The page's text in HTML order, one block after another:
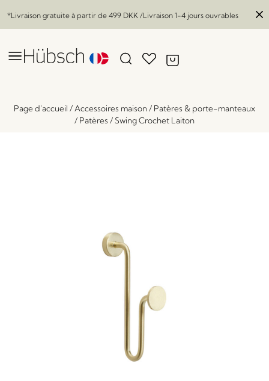
*Livraison gratuite à partir de 499 DKK /Livraison 1-4 jours ouvrables
Page d'accueil / Accessoires maison/ Patères & porte-manteaux
/ Patères / Swing Crochet Laiton